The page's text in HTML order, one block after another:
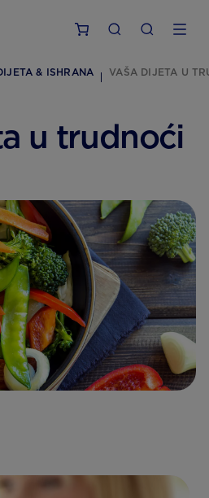
& ISHRANA VAŠA DIJETA U
u trudnoći